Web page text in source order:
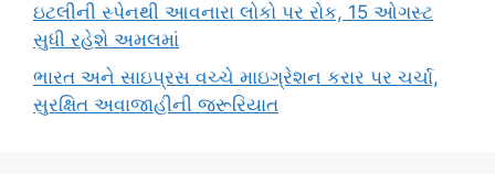
ઇટલીની સ્પેનથી આવનારા લોકો પર રોક, 15 ઓગસ્ટ
સુધી રહેશે અમલમાં
ભારત અને સાઇપ્રસ વચ્ચે માઇગ્રેશન કરાર પર ચર્ચા,
સુરક્ષિત અવાજાહીની જરૂરિયાત